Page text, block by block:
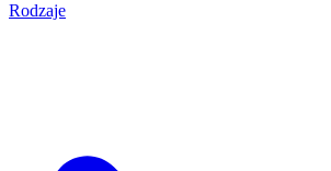
Rodzaje